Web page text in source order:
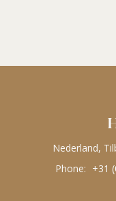
Nederland,
Phone: +31